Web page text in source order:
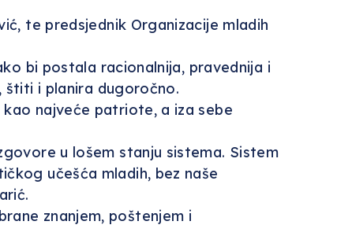
te predsjednik Organizacije mladih
bi postala racionalnija, pravednija i
štiti i planira dugoročno.
najveće patriote, a iza sebe
u lošem stanju sistema. Sistem
učešća mladih, bez naše
znanjem, poštenjem i